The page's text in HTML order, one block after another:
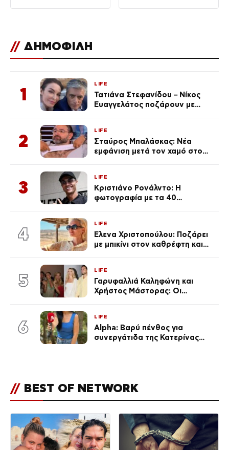
// ΔΗΜΟΦΙΛΗ
1
LIFE
Τατιάνα Στεφανίδου – Νίκος
Ευαγγελάτος ποζάρουν με
2
LIFE
Σταύρος Μπαλάσκας: Νέα
εμφάνιση μετά τον χαμό στο
3
LIFE
Κριστιάνο Ρονάλντο: Η
φωτογραφία με τα 40
εκ. likes
4
LIFE
Έλενα Χριστοπούλου: Ποζάρει
με μπικίνι στον καθρέφτη και
καθεμία…» (Βίντεο)
5
LIFE
Γαρυφαλλιά Καληφώνη και
Χρήστος Μάστορας: Οι
απαρατήρητη
6
LIFE
Alpha: Βαρύ πένθος για
συνεργάτιδα της Κατερίνας
// BEST OF NETWORK